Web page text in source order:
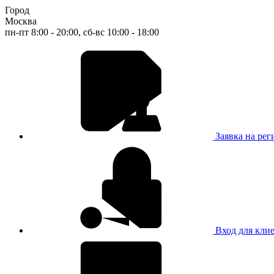
Город
Москва
пн-пт 8:00 - 20:00, сб-вс 10:00 - 18:00
Заявка на
Вход для